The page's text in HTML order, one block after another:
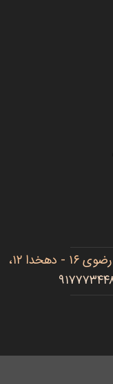
آدرس: مشهد، بلوار پیروزی، پیروزی ۱۵، رضوی ۱۶ - دهخدا ۱۲،